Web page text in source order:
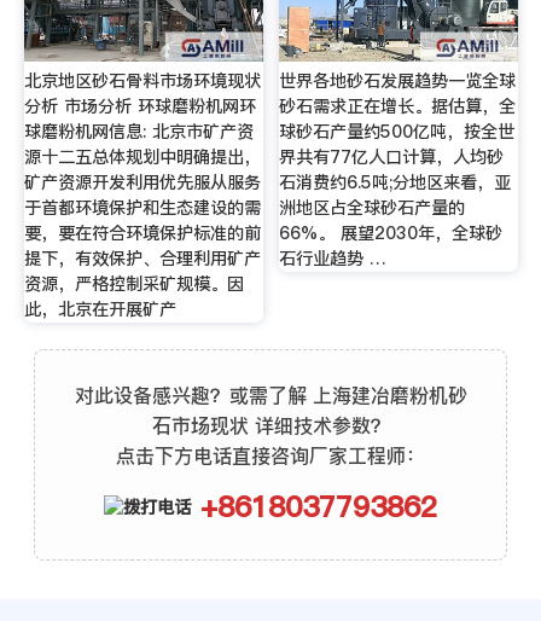
北京地区砂石骨料市场环境现状
分析 市场分析 环球磨粉机网环
球磨粉机网信息: 北京市矿产资
源十二五总体规划中明确提出，
矿产资源开发利用优先服从服务
于首都环境保护和生态建设的需
要，要在符合环境保护标准的前
提下，有效保护、合理利用矿产
资源，严格控制采矿规模。因
此，北京在开展矿产
世界各地砂石发展趋势一览全球
砂石需求正在增长。据估算，全
球砂石产量约500亿吨，按全世
界共有77亿人口计算，人均砂
石消费约6.5吨;分地区来看，亚
洲地区占全球砂石产量的
66%。 展望2030年，全球砂
石行业趋势 …
对此设备感兴趣？或需了解 上海建冶磨粉机砂
石市场现状 详细技术参数？
点击下方电话直接咨询厂家工程师：
+8618037793862